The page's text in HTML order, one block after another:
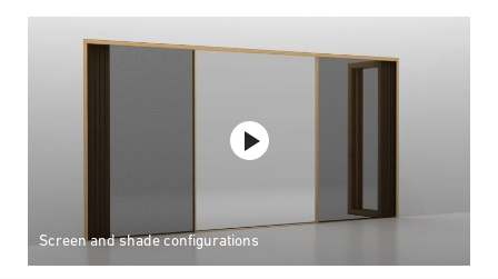
Screen and shade configurations